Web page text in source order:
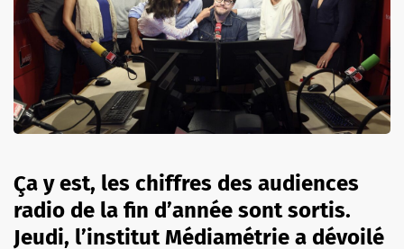
Ça y est, les chiffres des audiences
radio de la fin d’année sont sortis.
Jeudi, l’institut Médiamétrie a dévoilé